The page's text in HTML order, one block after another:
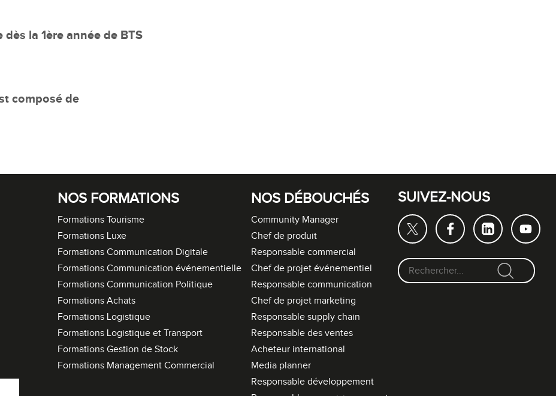
dès la 1ère année de BTS
composé de
NOS FORMATIONS
Formations Tourisme
Formations Luxe
Formations Communication Digitale
Formations Communication événementielle
Formations Communication Politique
Formations Achats
Formations Logistique
Formations Logistique et Transport
Formations Gestion de Stock
Formations Management Commercial
NOS DÉBOUCHÉS
Community Manager
Chef de produit
Responsable commercial
Chef de projet événementiel
Responsable communication
Chef de projet marketing
Responsable supply chain
Responsable des ventes
Acheteur international
Media planner
Responsable développement
SUIVEZ-NOUS
F